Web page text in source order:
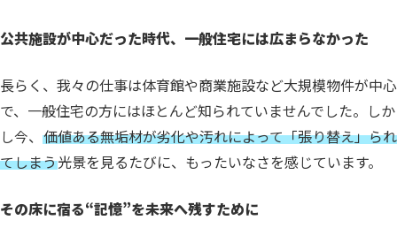
公共施設が中心だった時代、一般住宅には広まらなかった
長らく、我々の仕事は体育館や商業施設など大規模物件が中心
で、一般住宅の方にはほとんど知られていませんでした。 しか
し今、 価値ある無垢材が劣化や汚れによって「張り替え」られ
てしまう光景を見るたびに、もったいなさを感じています。
その床に宿る“記憶”を未来へ残すために